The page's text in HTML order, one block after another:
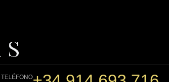
TELÉFONO